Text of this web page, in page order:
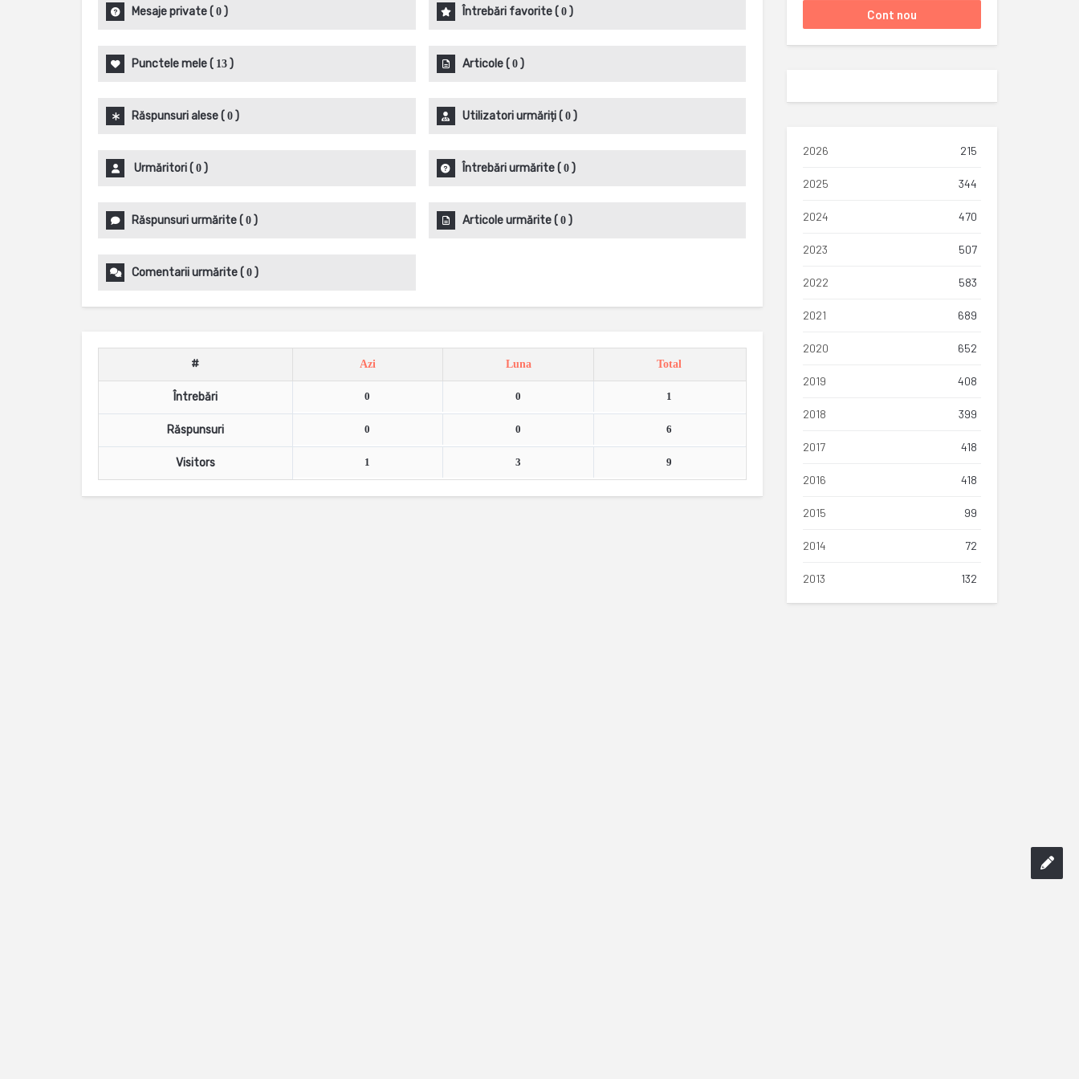
Mesaje private( 0 ) Întrebări favorite( 0)
Punctele mele( 13 ) Articole( 0)
Răspunsuri alese( 0 ) Utilizatori urmăriți( 0)
Urmăritori( 0 ) Întrebări urmărite( 0)
Răspunsuri urmărite( 0 ) Articole urmărite( 0)
Comentarii urmărite( 0 )
# Azi Luna Total
Întrebări 0 0 1
Răspunsuri 0 0 6
Visitors 1 3 9
2026 215
2025 344
2024 470
2023 507
2022 583
2021 689
2020 652
2019 408
2018 399
2017 418
2016 418
2015 99
2014 72
2013 132